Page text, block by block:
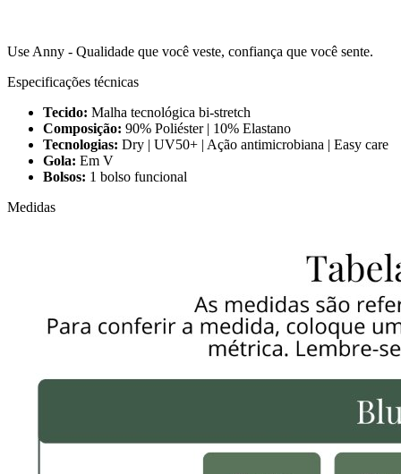
Use Anny - Qualidade que você veste, confiança que você sente.
Especificações técnicas
Tecido: Malha tecnológica bi-stretch
Composição: 90% Poliéster | 10% Elastano
Tecnologias: Dry | UV50+ | Ação antimicrobiana | Easy care
Gola: Em V
Bolsos: 1 bolso funcional
Medidas